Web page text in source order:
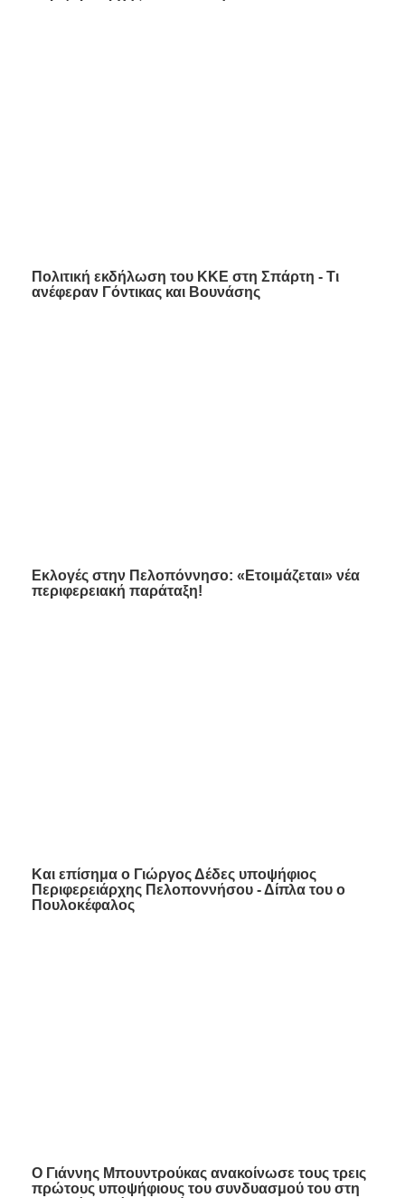
Πολιτική εκδήλωση του ΚΚΕ στη Σπάρτη - Τι
ανέφεραν Γόντικας και Βουνάσης
Εκλογές στην Πελοπόννησο: «Ετοιμάζεται» νέα
περιφερειακή παράταξη!
Και επίσημα ο Γιώργος Δέδες υποψήφιος
Περιφερειάρχης Πελοποννήσου - Δίπλα του ο
Πουλοκέφαλος
Ο Γιάννης Μπουντρούκας ανακοίνωσε τους τρεις
πρώτους υποψήφιους του συνδυασμού του στη